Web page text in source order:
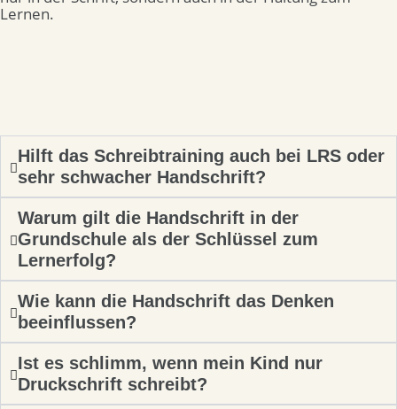
Lernen.
Hilft das Schreibtraining auch bei LRS oder
sehr schwacher Handschrift?
Warum gilt die Handschrift in der
Grundschule als der Schlüssel zum
Lernerfolg?
Wie kann die Handschrift das Denken
beeinflussen?
Ist es schlimm, wenn mein Kind nur
Druckschrift schreibt?